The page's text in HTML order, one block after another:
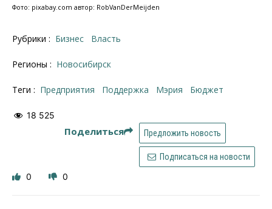
Фото: pixabay.com автор: RobVanDerMeijden
Рубрики : Бизнес Власть
Регионы : Новосибирск
Теги : предприятия поддержка Мэрия бюджет
18 525
Поделиться Предложить новость
Подписаться на новости
0 0